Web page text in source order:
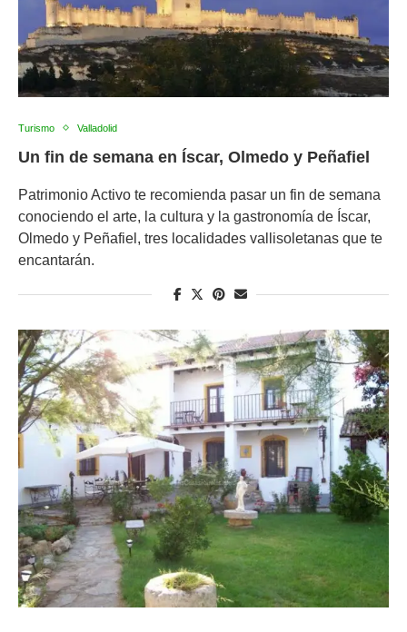
Turismo Valladolid
Un fin de semana en Íscar, Olmedo y Peñafiel
Patrimonio Activo te recomienda pasar un fin de semana
conociendo el arte, la cultura y la gastronomía de Íscar,
Olmedo y Peñafiel, tres localidades vallisoletanas que te
encantarán.